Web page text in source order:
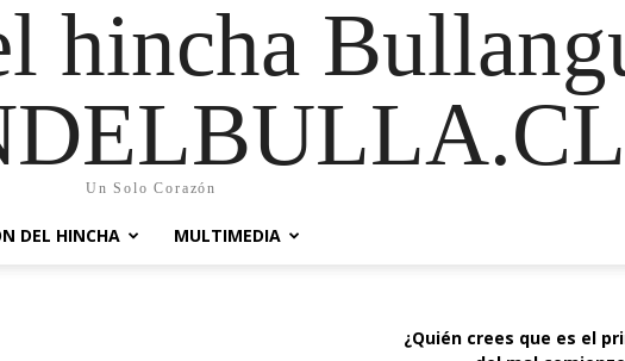
hincha
Un Solo Corazón
DEL HINCHA MULTIMEDIA
¿Quién crees que es el